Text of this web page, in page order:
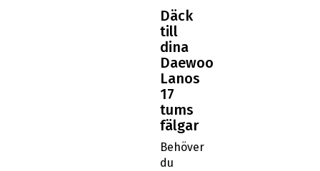
Däck
till
dina
Daewoo
Lanos
17
tums
fälgar
Behöver
du